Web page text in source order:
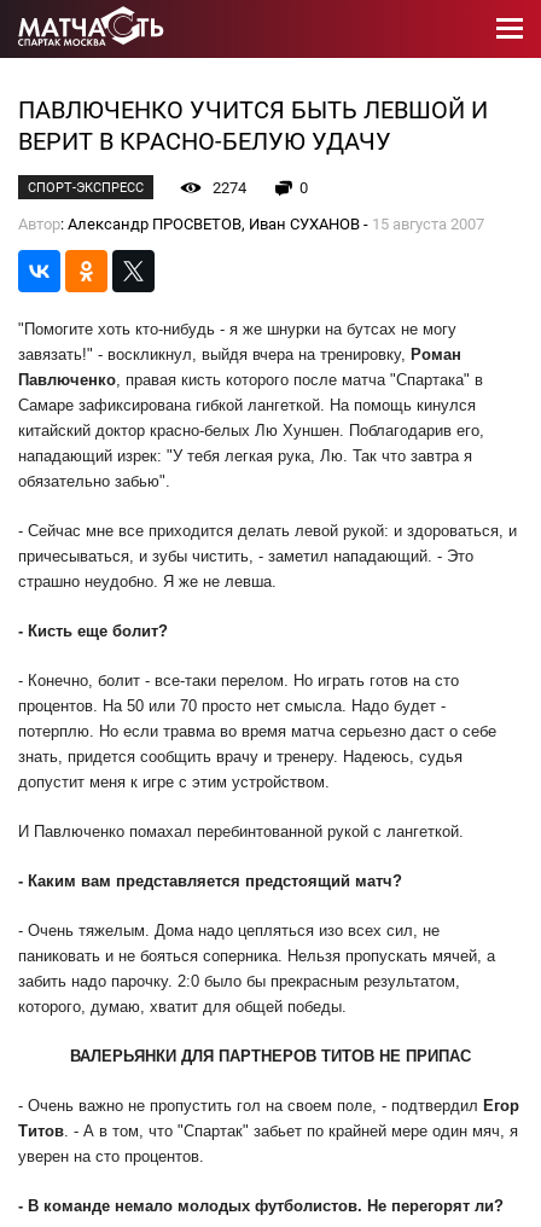
ПАВЛЮЧЕНКО УЧИТСЯ БЫТЬ ЛЕВШОЙ И
ВЕРИТ В КРАСНО-БЕЛУЮ УДАЧУ
СПОРТ-ЭКСПРЕСС 2274
0
Автор: Александр ПРОСВЕТОВ, Иван СУХАНОВ - 15 августа 2007
"Помогите хоть кто-нибудь - я же шнурки на бутсах не могу
завязать!" - воскликнул, выйдя вчера на тренировку, Роман
Павлюченко, правая кисть которого после матча "Спартака" в
Самаре зафиксирована гибкой лангеткой. На помощь кинулся
китайский доктор красно-белых Лю Хуншен. Поблагодарив его,
нападающий изрек: "У тебя легкая рука, Лю. Так что завтра я
обязательно забью".
- Сейчас мне все приходится делать левой рукой: и здороваться, и
причесываться, и зубы чистить, - заметил нападающий. - Это
страшно неудобно. Я же не левша.
- Кисть еще болит?
- Конечно, болит - все-таки перелом. Но играть готов на сто
процентов. На 50 или 70 просто нет смысла. Надо будет -
потерплю. Но если травма во время матча серьезно даст о себе
знать, придется сообщить врачу и тренеру. Надеюсь, судья
допустит меня к игре с этим устройством.
И Павлюченко помахал перебинтованной рукой с лангеткой.
- Каким вам представляется предстоящий матч?
- Очень тяжелым. Дома надо цепляться изо всех сил, не
паниковать и не бояться соперника. Нельзя пропускать мячей, а
забить надо парочку. 2:0 было бы прекрасным результатом,
которого, думаю, хватит для общей победы.
ВАЛЕРЬЯНКИ ДЛЯ ПАРТНЕРОВ ТИТОВ НЕ ПРИПАС
- Очень важно не пропустить гол на своем поле, - подтвердил Егор
Титов. - А в том, что "Спартак" забьет по крайней мере один мяч, я
уверен на сто процентов.
- В команде немало молодых футболистов. Не перегорят ли?